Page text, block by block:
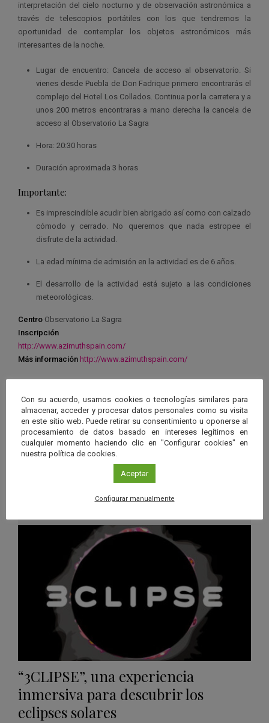
interpretación del cielo nocturno y de observación astronómica a
través de telescopios portátiles con los que tendremos la
oportunidad de contemplar los objetos astronómicos más
interesantes de la noche.
Lugar de encuentro: Cancela de acceso al observatorio. Si
vienes desde Puebla de Don Fadrique primero encontrarás el
complejo del Hotel Los Collados. Continua por la carretera y a
unos 200 metros encontraras a mano derecha la cancela de
acceso al Observatorio La Sagra
Hora: 20:30 horas
Duración aproximada 3 horas
Importante:
Es imprescindible acudir bien abrigado así como con calzado
cómodo y cerrado. No queremos que nada estropee el
disfrute de la actividad.
La edad mínima de admisión en la actividad es de 6 años.
El desarrollo de la actividad está sujeto a las condiciones
meteorológicas.
Centro Observatorio La Sagra
Inscripción
http://www.azimuthspain.com/
Más información http://www.azimuthspain.com/
Próximos eventos Ver más
26 JUN 2026 - 26 ENE 2028
Sevilla
“3CLIPSE”, una experiencia
inmersiva para descubrir los
eclipses solares
Con su acuerdo, usamos cookies o tecnologías similares para
almacenar, acceder y procesar datos personales como su visita
en este sitio web. Puede retirar su consentimiento u oponerse al
procesamiento de datos basado en intereses legítimos en
cualquier momento haciendo clic en "Configurar cookies" en
nuestra política de cookies.
Aceptar
Configurar manualmente